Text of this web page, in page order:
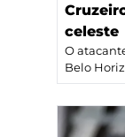
celeste
O
Belo